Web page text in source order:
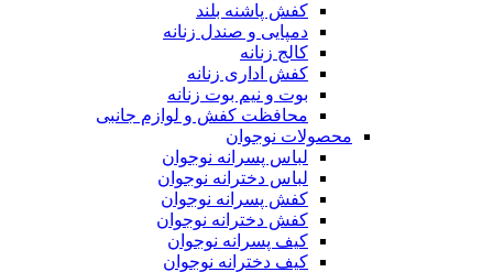
کفش پاشنه بلند
دمپایی و صندل زنانه
کالج زنانه
کفش اداری زنانه
بوت و نیم بوت زنانه
محافظت کفش و لوازم جانبی
محصولات نوجوان
لباس پسرانه نوجوان
لباس دخترانه نوجوان
کفش پسرانه نوجوان
کفش دخترانه نوجوان
کیف پسرانه نوجوان
کیف دخترانه نوجوان